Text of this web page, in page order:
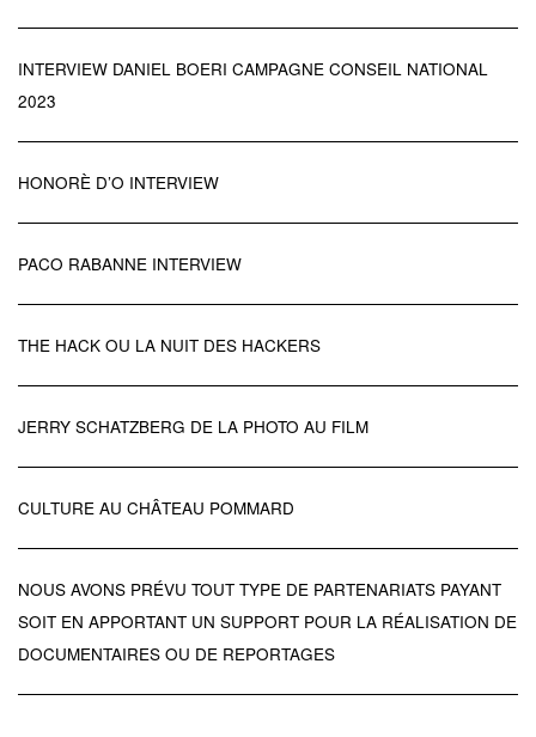
INTERVIEW DANIEL BOERI CAMPAGNE CONSEIL NATIONAL
2023
HONORÈ D’O INTERVIEW
PACO RABANNE INTERVIEW
THE HACK OU LA NUIT DES HACKERS
JERRY SCHATZBERG DE LA PHOTO AU FILM
CULTURE AU CHÂTEAU POMMARD
NOUS AVONS PRÉVU TOUT TYPE DE PARTENARIATS PAYANT
SOIT EN APPORTANT UN SUPPORT POUR LA RÉALISATION DE
DOCUMENTAIRES OU DE REPORTAGES